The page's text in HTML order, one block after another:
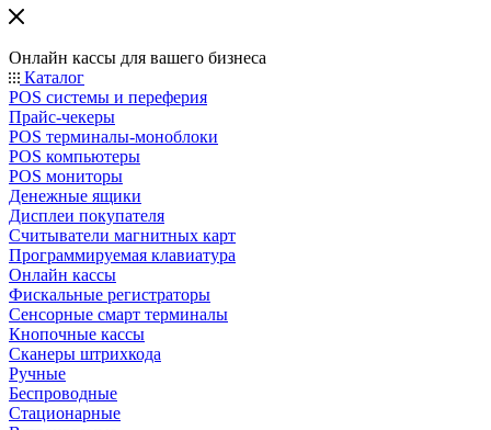
Онлайн кассы для вашего бизнеса
Каталог
POS системы и переферия
Прайс-чекеры
POS терминалы-моноблоки
POS компьютеры
POS мониторы
Денежные ящики
Дисплеи покупателя
Считыватели магнитных карт
Программируемая клавиатура
Онлайн кассы
Фискальные регистраторы
Сенсорные смарт терминалы
Кнопочные кассы
Сканеры штрихкода
Ручные
Беспроводные
Стационарные